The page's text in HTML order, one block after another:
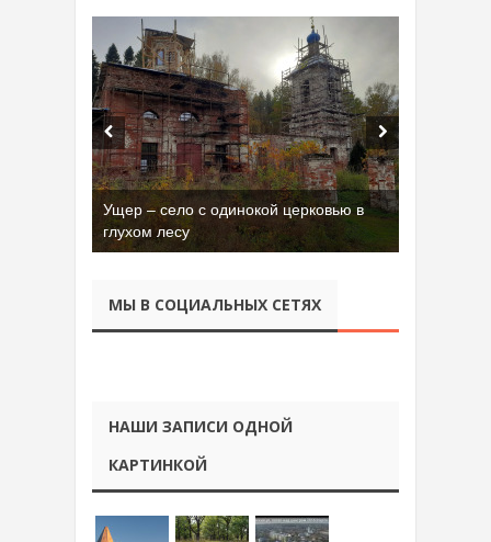
Ущер – село с одинокой церковью в
глухом лесу
МЫ В СОЦИАЛЬНЫХ СЕТЯХ
НАШИ ЗАПИСИ ОДНОЙ
КАРТИНКОЙ